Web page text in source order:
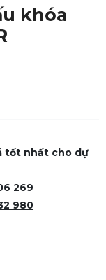
khóa
tốt nhất cho dự
269
980